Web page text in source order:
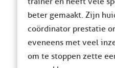
beter gemaakt. Zijn
coördinator prestatie
eveneens met veel
om te stoppen zette